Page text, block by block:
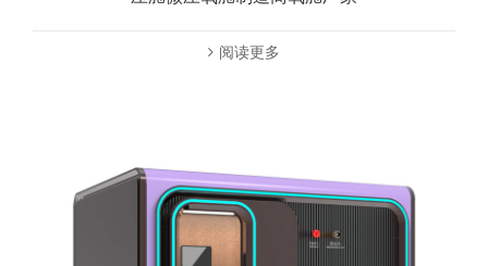
阅读更多